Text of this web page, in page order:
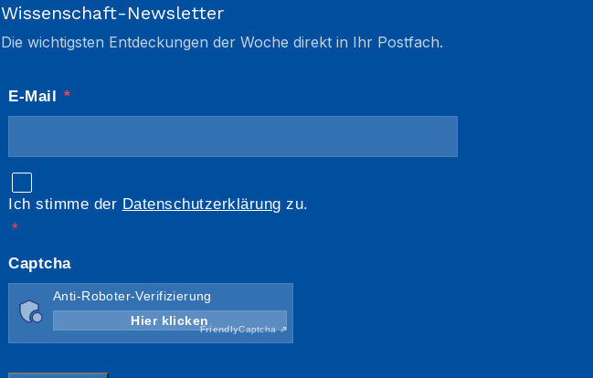
Wissenschaft-Newsletter
Die wichtigsten Entdeckungen der Woche direkt in Ihr Postfach.